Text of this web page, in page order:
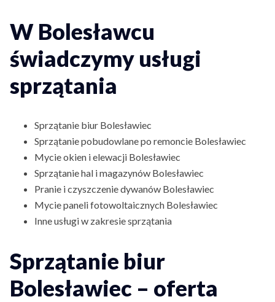
W Bolesławcu
świadczymy usługi
sprzątania
Sprzątanie biur Bolesławiec
Sprzątanie pobudowlane po remoncie Bolesławiec
Mycie okien i elewacji Bolesławiec
Sprzątanie hal i magazynów Bolesławiec
Pranie i czyszczenie dywanów Bolesławiec
Mycie paneli fotowoltaicznych Bolesławiec
Inne usługi w zakresie sprzątania
Sprzątanie biur
Bolesławiec – oferta